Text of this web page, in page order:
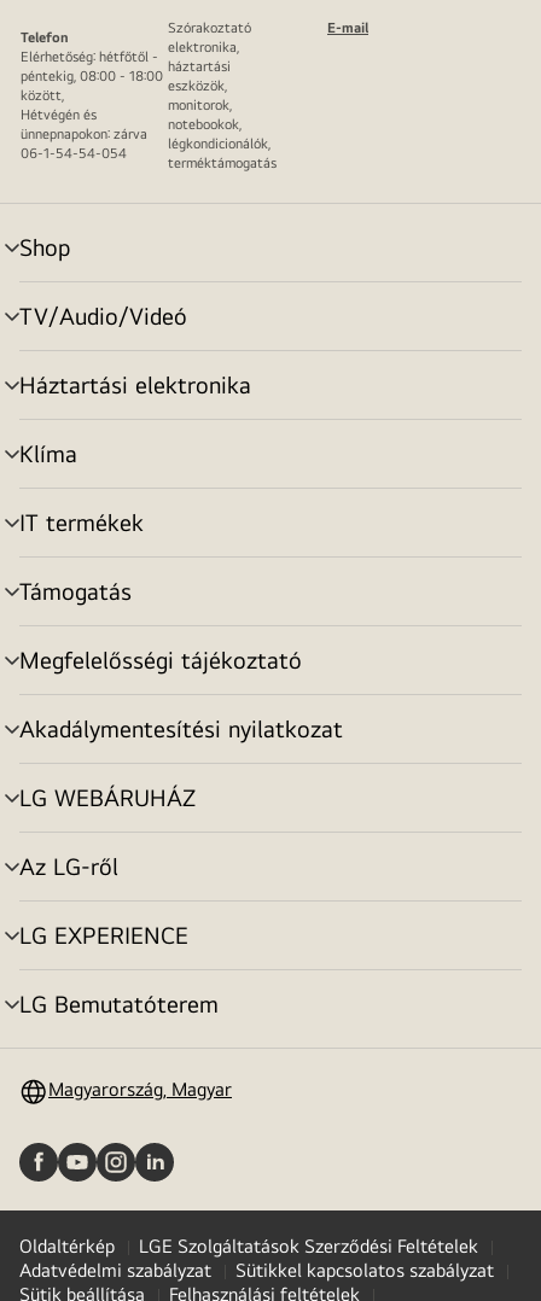
Telefon
Elérhetőség: hétfőtől -
péntekig, 08:00 - 18:00
között,
Hétvégén és
ünnepnapokon: zárva
06-1-54-54-054
Szórakoztató
elektronika,
háztartási
eszközök,
monitorok,
notebookok,
légkondicionálók,
terméktámogatás
E-mail
Shop
menu
toggle
TV/Audio/Videó
menu
toggle
Háztartási elektronika
menu
toggle
Klíma
menu
toggle
IT termékek
menu
toggle
Támogatás
menu
toggle
Megfelelősségi tájékoztató
menu
toggle
Akadálymentesítési nyilatkozat
menu
toggle
LG WEBÁRUHÁZ
menu
toggle
Az LG-ről
menu
toggle
LG EXPERIENCE
menu
toggle
LG Bemutatóterem
menu
Magyarország, Magyar
Oldaltérkép
LGE Szolgáltatások Szerződési Feltételek
Adatvédelmi szabályzat
Sütikkel kapcsolatos szabályzat
Sütik beállítása
Felhasználási feltételek